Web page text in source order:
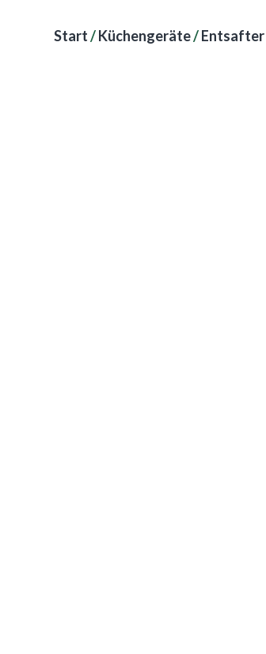
Start/Küchengeräte/Entsafter